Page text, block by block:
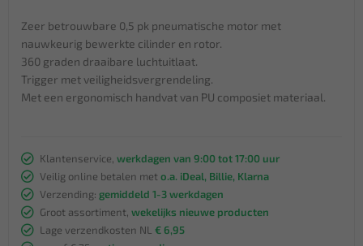
Zeer betrouwbare 0,5 pk pneumatische motor met
nauwkeurig bewerkte cilinder en rotor.
360 graden draaibare luchtuitlaat.
Trigger met veiligheidsvergrendeling.
Met een ergonomisch handvat van PU composiet materiaal.
Klantenservice, werkdagen van 9:00 tot 17:00 uur
Veilig online betalen met o.a. iDeal, Billie, Klarna
Verzending: gemiddeld 1-3 werkdagen
Groot assortiment, wekelijks nieuwe producten
Lage verzendkosten NL € 6,95